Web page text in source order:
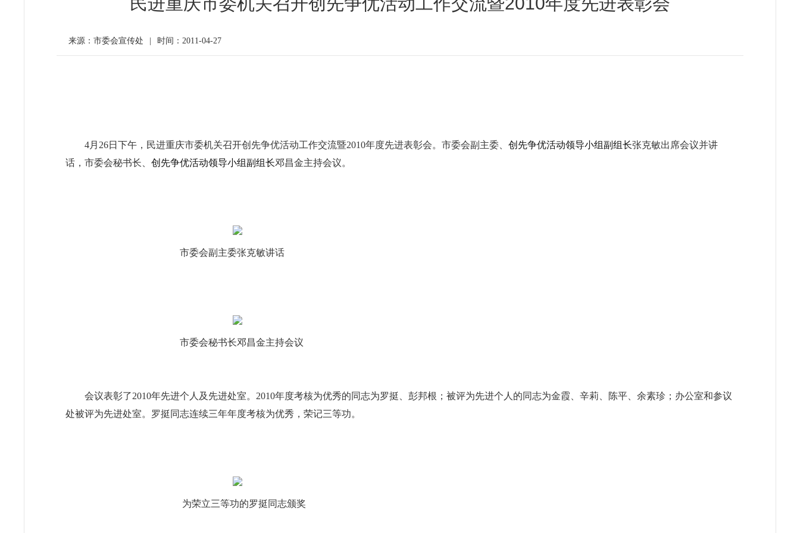
来源：市委会宣传处 时间：2011-04-27
4月 26日 下午，民进重庆市委机关召开创先争优活动工作交流暨2010年度先进表彰会。市委会副主委、 创先争优活动领导小组副组长张克敏出席会议并讲
话，市委会秘书长、 创先争优活动领导小组副组长邓昌金主持会议。
市委会副主委张克敏讲话
市委会秘书长邓昌金主持会议
会议表彰了2010年先进个人及先进处室。 2010年度考核为优秀的同志为罗挺、彭邦根；被评为先进个人的同志为金霞、辛莉、陈平、余素珍；办公室和参议
处被评为先进处室。罗挺同志连续三年年度考核为优秀，荣记三等功。
为荣立三等功的罗挺同志颁奖